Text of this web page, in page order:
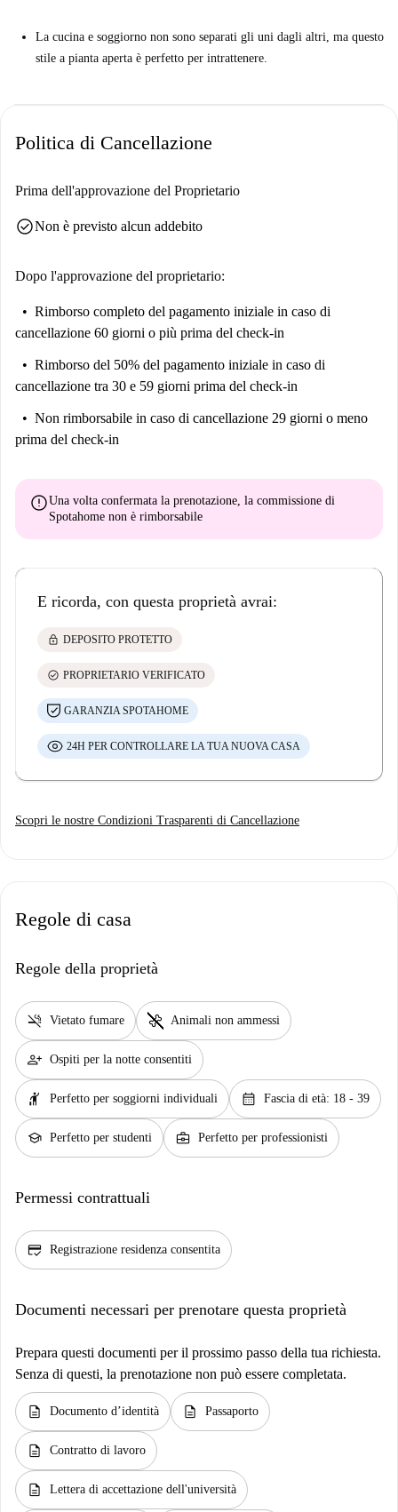
La cucina e soggiorno non sono separati gli uni dagli altri, ma questo
stile a pianta aperta è perfetto per intrattenere.
Politica di Cancellazione
Prima dell'approvazione del Proprietario
check_circleNon è previsto alcun addebito
Dopo l'approvazione del proprietario:
Rimborso completo del pagamento iniziale in caso di
cancellazione 60 giorni o più prima del check-in
Rimborso del 50% del pagamento iniziale in caso di
cancellazione tra 30 e 59 giorni prima del check-in
Non rimborsabile in caso di cancellazione 29 giorni o meno
prima del check-in
errorUna volta confermata la prenotazione, la commissione di
Spotahome non è rimborsabile
E ricorda, con questa proprietà avrai:
lock DEPOSITO PROTETTO
check_circle PROPRIETARIO VERIFICATO
GARANZIA SPOTAHOME
24H PER CONTROLLARE LA TUA NUOVA CASA
Scopri le nostre Condizioni Trasparenti di Cancellazione
Regole di casa
Regole della proprietà
smoke_free Vietato fumare pet_supplies Animali non ammessi
person_add Ospiti per la notte consentiti
hail Perfetto per soggiorni individuali calendar_month Fascia di età: 18 - 39
school Perfetto per studenti business_center Perfetto per professionisti
Permessi contrattuali
credit_score Registrazione residenza consentita
Documenti necessari per prenotare questa proprietà
Prepara questi documenti per il prossimo passo della tua richiesta.
Senza di questi, la prenotazione non può essere completata.
description Documento d’identità description Passaporto
description Contratto di lavoro
description Lettera di accettazione dell'università